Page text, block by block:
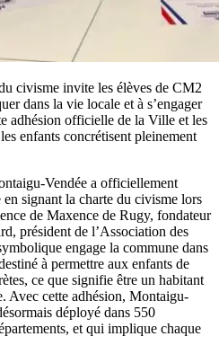
civisme invite les élèves de CM2
dans la vie locale et à s’engager
adhésion officielle de la Ville et les
enfants concrétisent pleinement
Vendée a officiellement
signant la charte du civisme lors
de Maxence de Rugy, fondateur
président de l’Association des
engage la commune dans
à permettre aux enfants de
ce que signifie être un habitant
Avec cette adhésion, Montaigu-
déployé dans 550
et qui implique chaque